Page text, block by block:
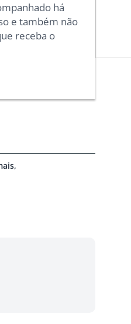
há
e também não
receba o